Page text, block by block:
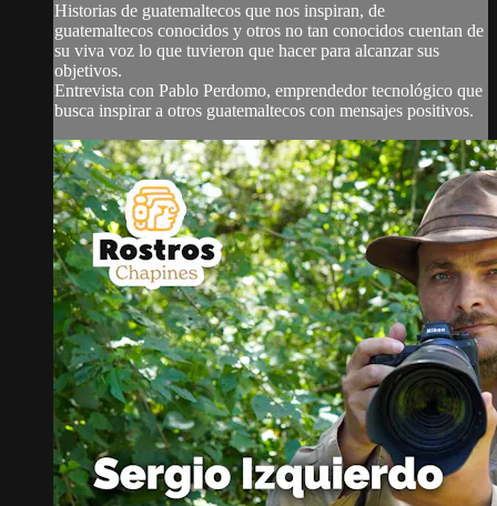
Historias de guatemaltecos que nos inspiran, de
guatemaltecos conocidos y otros no tan conocidos cuentan de
su viva voz lo que tuvieron que hacer para alcanzar sus
objetivos.
Entrevista con Pablo Perdomo, emprendedor tecnológico que
busca inspirar a otros guatemaltecos con mensajes positivos.